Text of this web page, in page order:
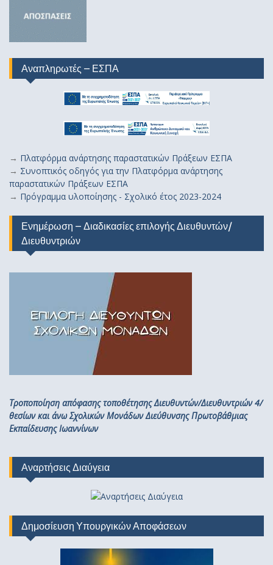
Αναπληρωτές – ΕΣΠΑ
→ Πλατφόρμα ανάρτησης παραστατικών Πράξεων ΕΣΠΑ
→ Συνοπτικός οδηγός για την Πλατφόρμα ανάρτησης
παραστατικών Πράξεων ΕΣΠΑ
→ Πρόγραμμα υλοποίησης - Σχολικό έτος 2023-2024
Ενημέρωση – Διαδικασίες επιλογής Διευθυντών/
Διευθυντριών
Τροποποίηση απόφασης τοποθέτησης Διευθυντών/Διευθυντριών 4/
θεσίων και άνω Σχολικών Μονάδων Διεύθυνσης Πρωτοβάθμιας
Εκπαίδευσης Ιωαννίνων
Αναρτήσεις Διαύγεια
Δημοσίευση Υπουργικών Αποφάσεων